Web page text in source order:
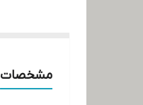
مشخصات